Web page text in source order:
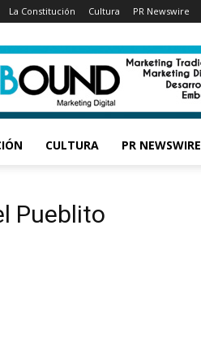
La Constitución Cultura PR Newswire
CULTURA PR NEWSWIRE
Pueblito